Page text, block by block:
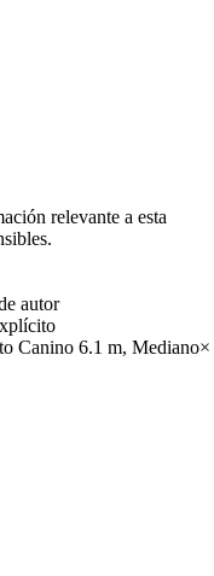
relevante a esta
autor
Canino 6.1 m, Mediano×